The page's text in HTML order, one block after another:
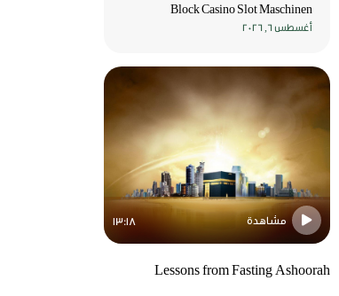
Block Casino Slot Maschinen
أغسطس 6, 2026
مشاهدة 13:18
Lessons from Fasting Ashoorah